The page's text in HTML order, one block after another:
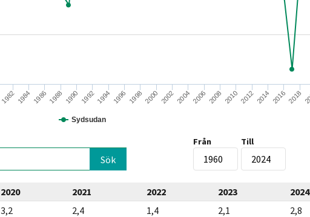
Sydsudan
1982 1984 1986 1988 1990 19921994 1996 1998 2000 2002 2004 2006 2008 2010 2012 2014 2016 2018
Från Till
2020 2021 2022 2023 2024
3,2 2,4 1,4 2,1 2,8